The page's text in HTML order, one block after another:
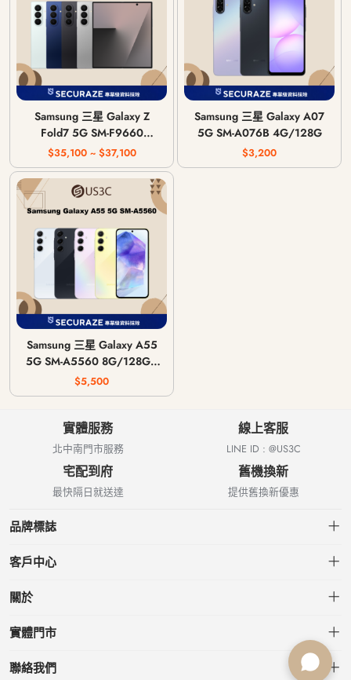
Samsung 三星 Galaxy Z
Fold7 5G SM-F9660
12G/256G | 12G/512G |
16G/1T
$35,100 ~ $37,100
Samsung 三星 Galaxy A07
5G SM-A076B 4G/128G
$3,200
Samsung 三星 Galaxy A55
5G SM-A5560 8G/128G |
8G/256G
$5,500
實體服務
北中南門市服務
線上客服
LINE ID : @US3C
宅配到府
最快隔日就送達
舊機換新
提供舊換新優惠
品牌標誌
客戶中心
會員中心
關於
關於US3C
實體門市
台北小南門店
聯絡我們